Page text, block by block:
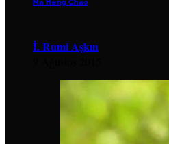
Ma Heng Chao
İ. Rumi Aşkın